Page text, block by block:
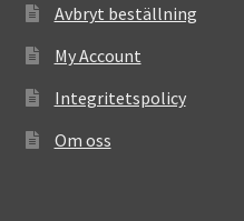
Avbryt beställning
My Account
Integritetspolicy
Om oss